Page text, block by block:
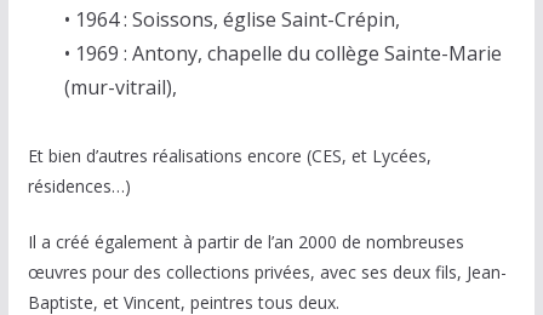
• 1964 : Soissons, église Saint-Crépin,
• 1969 : Antony, chapelle du collège Sainte-Marie
(mur-vitrail),
Et bien d’autres réalisations encore (CES, et Lycées,
résidences…)
Il a créé également à partir de l’an 2000 de nombreuses
œuvres pour des collections privées, avec ses deux fils, Jean-
Baptiste, et Vincent, peintres tous deux.